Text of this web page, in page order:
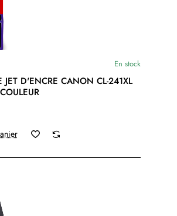
En stock
JET D'ENCRE CANON CL-241XL